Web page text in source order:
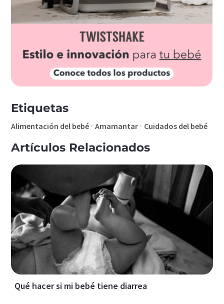
Etiquetas
Alimentación del bebé ·Amamantar · Cuidados del bebé
Artículos Relacionados
Qué hacer si mi bebé tiene diarrea